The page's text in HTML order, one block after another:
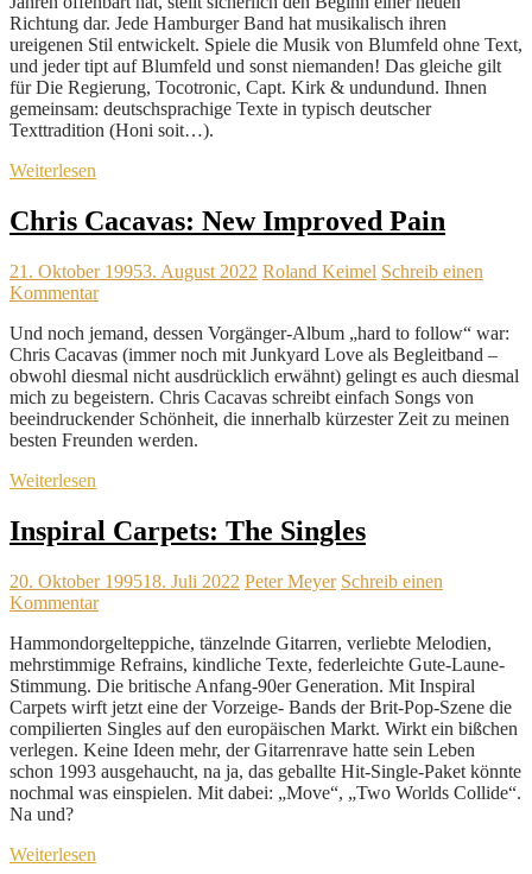
Richtung dar. Jede Hamburger Band hat musikalisch ihren
ureigenen Stil entwickelt. Spiele die Musik von Blumfeld ohne Text,
und jeder tipt auf Blumfeld und sonst niemanden! Das gleiche gilt
für Die Regierung, Tocotronic, Capt. Kirk & undundund. Ihnen
gemeinsam: deutschsprachige Texte in typisch deutscher
Texttradition (Honi soit…).
Weiterlesen
Chris Cacavas: New Improved Pain
21. Oktober 19953. August 2022 Roland Keimel Schreib einen
Kommentar
Und noch jemand, dessen Vorgänger-Album „hard to follow“ war:
Chris Cacavas (immer noch mit Junkyard Love als Begleitband –
obwohl diesmal nicht ausdrücklich erwähnt) gelingt es auch diesmal
mich zu begeistern. Chris Cacavas schreibt einfach Songs von
beeindruckender Schönheit, die innerhalb kürzester Zeit zu meinen
besten Freunden werden.
Weiterlesen
Inspiral Carpets: The Singles
20. Oktober 199518. Juli 2022 Peter Meyer Schreib einen
Kommentar
Hammondorgelteppiche, tänzelnde Gitarren, verliebte Melodien,
mehrstimmige Refrains, kindliche Texte, federleichte Gute-Laune-
Stimmung. Die britische Anfang-90er Generation. Mit Inspiral
Carpets wirft jetzt eine der Vorzeige- Bands der Brit-Pop-Szene die
compilierten Singles auf den europäischen Markt. Wirkt ein bißchen
verlegen. Keine Ideen mehr, der Gitarrenrave hatte sein Leben
schon 1993 ausgehaucht, na ja, das geballte Hit-Single-Paket könnte
nochmal was einspielen. Mit dabei: „Move“, „Two Worlds Collide“.
Na und?
Weiterlesen